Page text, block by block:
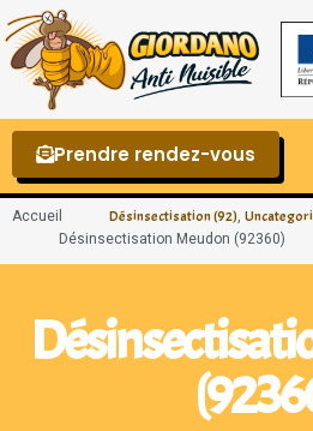
Prendre rendez-vous
Accueil Désinsectisation (92),
Désinsectisation Meudon (92360)